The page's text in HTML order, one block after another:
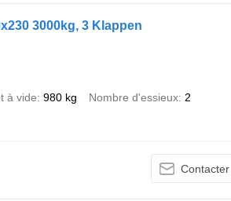
3000kg, 3 Klappen
à vide 980 kg Nombre d'essieux 2